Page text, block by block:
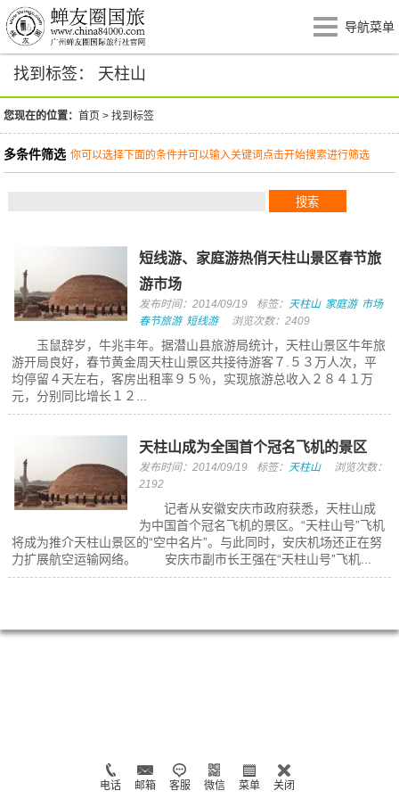
导航菜单
找到标签： 天柱山
您现在的位置：首页 >找到标签
多条件筛选 你可以选择下面的条件并可以输入关键词点击开始搜索进行筛选
短线游、家庭游热俏天柱山景区春节旅
游市场
发布时间：2014/09/19 标签： 天柱山 家庭游 市场
春节旅游 短线游 浏览次数：2409
玉鼠辞岁，牛兆丰年。据潜山县旅游局统计，天柱山景区牛年旅
游开局良好，春节黄金周天柱山景区共接待游客７.５３万人次，平
均停留４天左右，客房出租率９５％，实现旅游总收入２８４１万
元，分别同比增长１２...
天柱山成为全国首个冠名飞机的景区
发布时间：2014/09/19 标签： 天柱山
浏览次数：
2192
记者从安徽安庆市政府获悉，天柱山成
为中国首个冠名飞机的景区。“天柱山号”飞机
将成为推介天柱山景区的“空中名片”。与此同时，安庆机场还正在努
力扩展航空运输网络。 安庆市副市长王强在“天柱山号”飞机...
电话 邮箱 客服 微信 菜单 关闭